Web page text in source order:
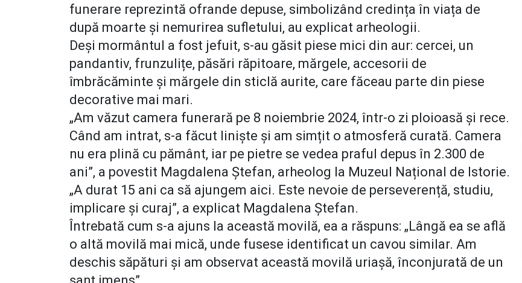
funerare reprezintă ofrande depuse, simbolizând credința în viața de
după moarte și nemurirea sufletului, au explicat arheologii.
Deși mormântul a fost jefuit, s-au găsit piese mici din aur: cercei, un
pandantiv, frunzulițe, păsări răpitoare, mărgele, accesorii de
îmbrăcăminte și mărgele din sticlă aurite, care făceau parte din piese
decorative mai mari.
„Am văzut camera funerară pe 8 noiembrie 2024, într-o zi ploioasă și rece.
Când am intrat, s-a făcut liniște și am simțit o atmosferă curată. Camera
nu era plină cu pământ, iar pe pietre se vedea praful depus în 2.300 de
ani”, a povestit Magdalena Ștefan, arheolog la Muzeul Național de Istorie.
„A durat 15 ani ca să ajungem aici. Este nevoie de perseverență, studiu,
implicare și curaj”, a explicat Magdalena Ștefan.
Întrebată cum s-a ajuns la această movilă, ea a răspuns: „Lângă ea se află
o altă movilă mai mică, unde fusese identificat un cavou similar. Am
deschis săpături și am observat această movilă uriașă, înconjurată de un